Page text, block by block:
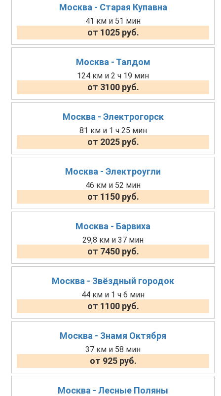
Москва - Старая Купавна
41 км и 51 мин
от 1025 руб.
Москва - Талдом
124 км и 2 ч 19 мин
от 3100 руб.
Москва - Электрогорск
81 км и 1 ч 25 мин
от 2025 руб.
Москва - Электроугли
46 км и 52 мин
от 1150 руб.
Москва - Барвиха
29,8 км и 37 мин
от 7450 руб.
Москва - Звёздный городок
44 км и 1 ч 6 мин
от 1100 руб.
Москва - Знамя Октября
37 км и 58 мин
от 925 руб.
Москва - Лесные Поляны